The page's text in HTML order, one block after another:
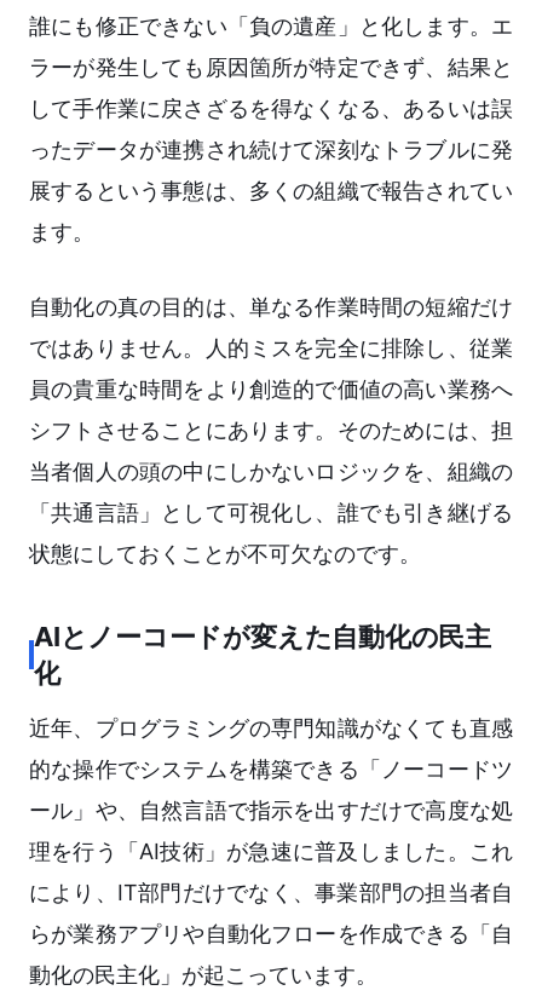
誰にも修正できない「負の遺産」と化します。エ
ラーが発生しても原因箇所が特定できず、結果と
して手作業に戻さざるを得なくなる、あるいは誤
ったデータが連携され続けて深刻なトラブルに発
展するという事態は、多くの組織で報告されてい
ます。
自動化の真の目的は、単なる作業時間の短縮だけ
ではありません。人的ミスを完全に排除し、従業
員の貴重な時間をより創造的で価値の高い業務へ
シフトさせることにあります。そのためには、担
当者個人の頭の中にしかないロジックを、組織の
「共通言語」として可視化し、誰でも引き継げる
状態にしておくことが不可欠なのです。
AIとノーコードが変えた自動化の民主
化
近年、プログラミングの専門知識がなくても直感
的な操作でシステムを構築できる「ノーコードツ
ール」や、自然言語で指示を出すだけで高度な処
理を行う「AI技術」が急速に普及しました。これ
により、IT部門だけでなく、事業部門の担当者自
らが業務アプリや自動化フローを作成できる「自
動化の民主化」が起こっています。